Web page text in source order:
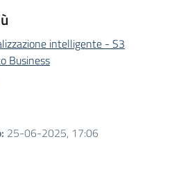
intelligente - S3
Business
: 25-06-2025, 17:06